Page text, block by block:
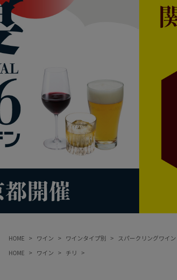
HOME ワイン ワインタイプ別
スパークリングワイン
HOME
ワイン チリ